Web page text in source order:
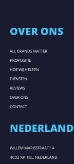
OVER ONS
ALL BRANDS MATTER
PROPOSITIE
HOE WIJ HELPEN
DIENSTEN
REVIEWS
OVER ONS
CONTACT
NEDERLAND
WILLEM MARISSTRAAT 14
4003 KP TIEL, NEDERLAND